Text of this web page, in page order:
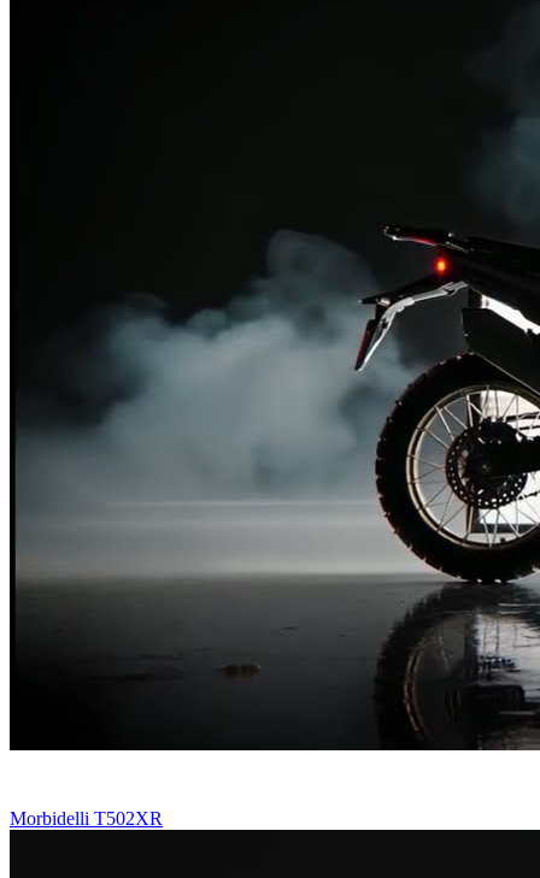
Morbidelli T502XR